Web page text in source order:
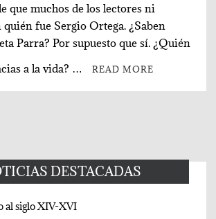
que muchos de los lectores ni
quién fue Sergio Ortega. ¿Saben
Parra? Por supuesto que sí. ¿Quién
a la vida? …
READ MORE
DESTACADAS
al siglo XIV-XVI